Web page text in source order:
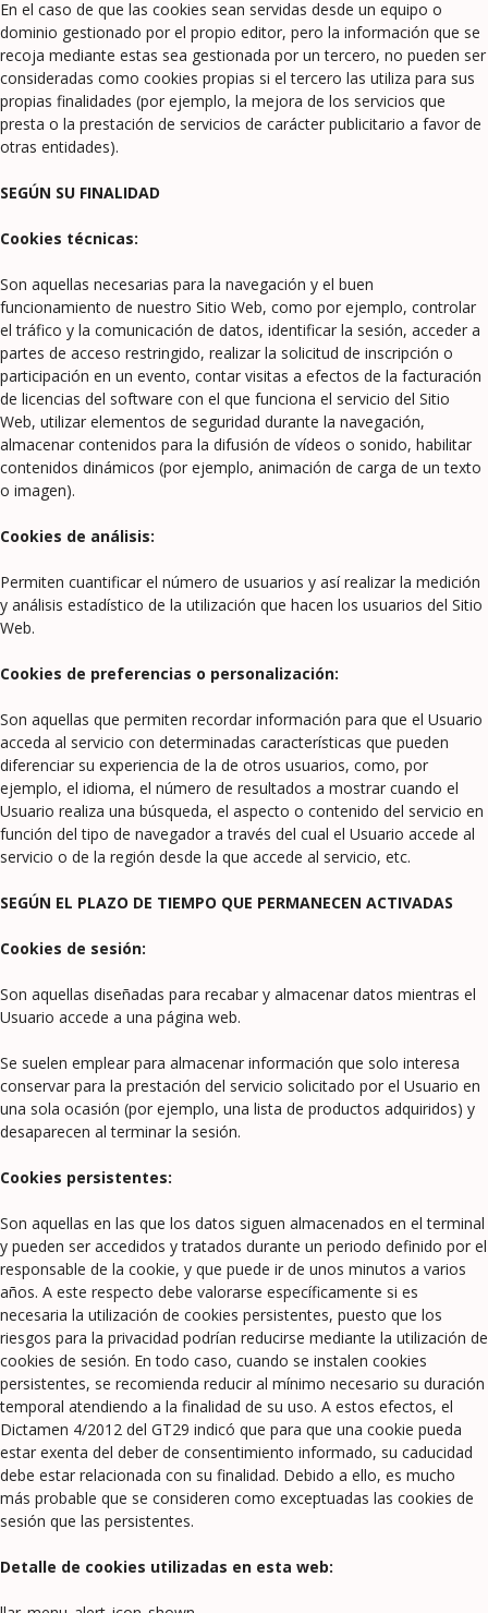
En el caso de que las cookies sean servidas desde un equipo o
dominio gestionado por el propio editor, pero la información que se
recoja mediante estas sea gestionada por un tercero, no pueden ser
consideradas como cookies propias si el tercero las utiliza para sus
propias finalidades (por ejemplo, la mejora de los servicios que
presta o la prestación de servicios de carácter publicitario a favor de
otras entidades).
SEGÚN SU FINALIDAD
Cookies técnicas:
Son aquellas necesarias para la navegación y el buen
funcionamiento de nuestro Sitio Web, como por ejemplo, controlar
el tráfico y la comunicación de datos, identificar la sesión, acceder a
partes de acceso restringido, realizar la solicitud de inscripción o
participación en un evento, contar visitas a efectos de la facturación
de licencias del software con el que funciona el servicio del Sitio
Web, utilizar elementos de seguridad durante la navegación,
almacenar contenidos para la difusión de vídeos o sonido, habilitar
contenidos dinámicos (por ejemplo, animación de carga de un texto
o imagen).
Cookies de análisis:
Permiten cuantificar el número de usuarios y así realizar la medición
y análisis estadístico de la utilización que hacen los usuarios del Sitio
Web.
Cookies de preferencias o personalización:
Son aquellas que permiten recordar información para que el Usuario
acceda al servicio con determinadas características que pueden
diferenciar su experiencia de la de otros usuarios, como, por
ejemplo, el idioma, el número de resultados a mostrar cuando el
Usuario realiza una búsqueda, el aspecto o contenido del servicio en
función del tipo de navegador a través del cual el Usuario accede al
servicio o de la región desde la que accede al servicio, etc.
SEGÚN EL PLAZO DE TIEMPO QUE PERMANECEN ACTIVADAS
Cookies de sesión:
Son aquellas diseñadas para recabar y almacenar datos mientras el
Usuario accede a una página web.
Se suelen emplear para almacenar información que solo interesa
conservar para la prestación del servicio solicitado por el Usuario en
una sola ocasión (por ejemplo, una lista de productos adquiridos) y
desaparecen al terminar la sesión.
Cookies persistentes:
Son aquellas en las que los datos siguen almacenados en el terminal
y pueden ser accedidos y tratados durante un periodo definido por el
responsable de la cookie, y que puede ir de unos minutos a varios
años. A este respecto debe valorarse específicamente si es
necesaria la utilización de cookies persistentes, puesto que los
riesgos para la privacidad podrían reducirse mediante la utilización de
cookies de sesión. En todo caso, cuando se instalen cookies
persistentes, se recomienda reducir al mínimo necesario su duración
temporal atendiendo a la finalidad de su uso. A estos efectos, el
Dictamen 4/2012 del GT29 indicó que para que una cookie pueda
estar exenta del deber de consentimiento informado, su caducidad
debe estar relacionada con su finalidad. Debido a ello, es mucho
más probable que se consideren como exceptuadas las cookies de
sesión que las persistentes.
Detalle de cookies utilizadas en esta web: